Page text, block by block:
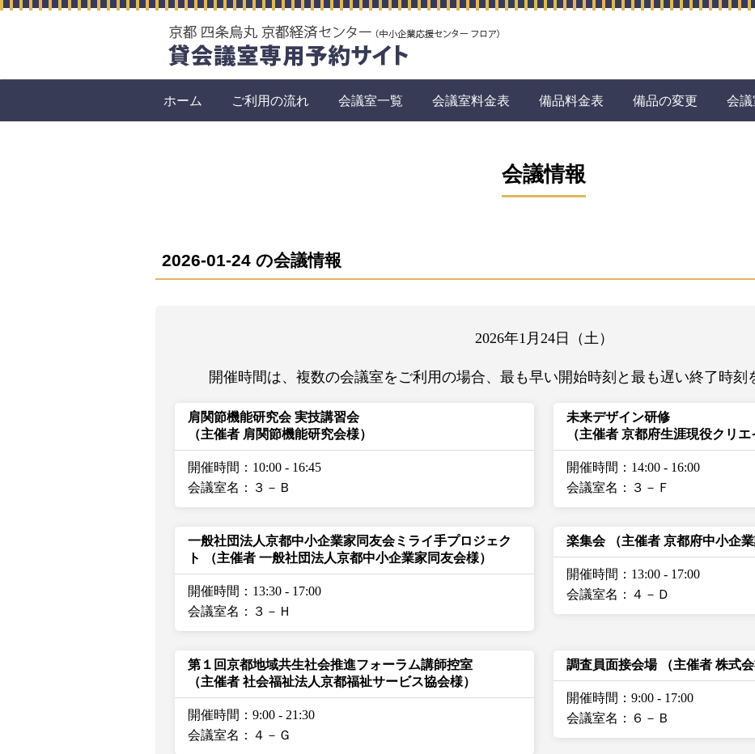
ホーム ご利用の流れ 会議室一覧 会議室料金表 備品料金表 備品の変更 会
会議情報
2026-01-24 の会議情報
2026年1月24日（土）
開催時間は、複数の会議室をご利用の場合、最も早い開始時刻と最も遅い終了時刻
肩関節機能研究会 実技講習会
（主催者 肩関節機能研究会様）
開催時間：10:00 - 16:45
会議室名：３－Ｂ
未来デザイン研修
（主催者 京都府生涯現役クリエ
開催時間：14:00 - 16:00
会議室名：３－Ｆ
一般社団法人京都中小企業家同友会ミライ手プロジェク
ト
（主催者 一般社団法人京都中小企業家同友会様）
開催時間：13:30 - 17:00
会議室名：３－Ｈ
楽集会 （主催者 京都府中小企
開催時間：13:00 - 17:00
会議室名：４－Ｄ
第１回京都地域共生社会推進フォーラム講師控室
（主催者 社会福祉法人京都福祉サービス協会様）
開催時間：9:00 - 21:30
会議室名：４－Ｇ
調査員面接会場 （主催者 株式
開催時間：9:00 - 17:00
会議室名：６－Ｂ